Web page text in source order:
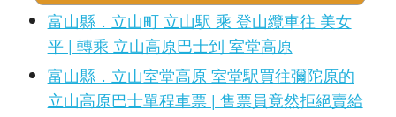
富山縣．立山町 立山駅 乘 登山纜車往 美女
平 | 轉乘 立山高原巴士到 室堂高原
富山縣．立山室堂高原 室堂駅買往彌陀原的
立山高原巴士單程車票 | 售票員竟然拒絕賣給